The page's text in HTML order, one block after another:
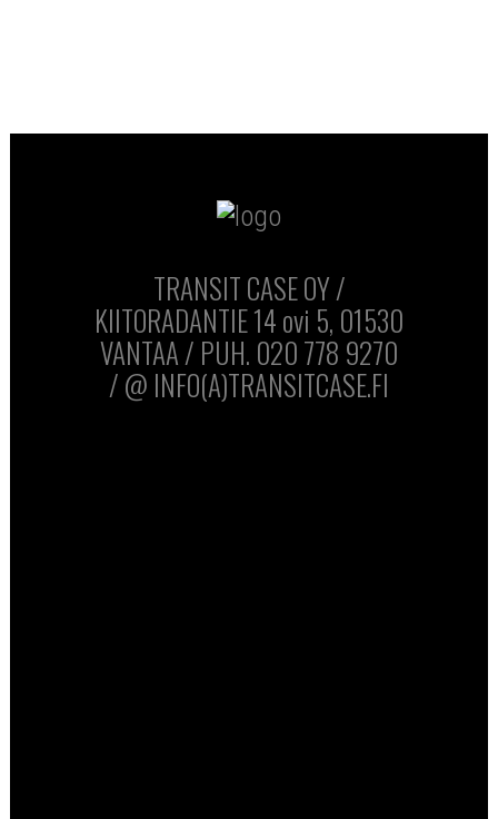
TRANSIT CASE OY /
KIITORADANTIE 14 ovi 5, 01530
VANTAA / PUH. 020 778 9270
/ @ INFO(A)TRANSITCASE.FI